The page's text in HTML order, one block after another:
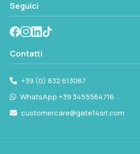
Seguici
Contatti
+39 (0) 832 613087
WhatsApp +39 3455564716
customercare@gate14srl.com